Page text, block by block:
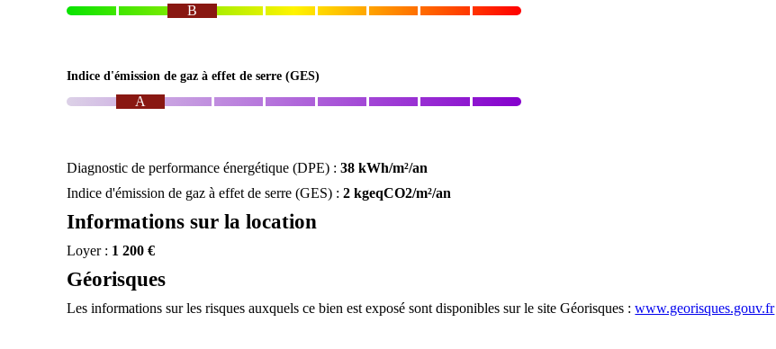
B
Indice d'émission de gaz à effet de serre (GES)
A
Diagnostic de performance énergétique (DPE) :38 kWh/m²/an
Indice d'émission de gaz à effet de serre (GES) :2 kgeqCO2/m²/an
Informations sur la location
Loyer : 1 200 €
Géorisques
Les informations sur les risques auxquels ce bien est exposé sont disponibles sur le site Géorisques :www.georisques.gouv.fr